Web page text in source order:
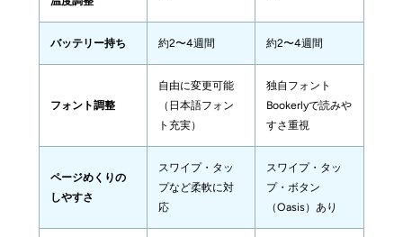
バッテリー持ち 約2〜4週間 約2〜4週間
フォント調整
自由に変更可能
（日本語フォン
ト充実）
独自フォント
Bookerlyで読みや
すさ重視
ページめくりの
しやすさ
スワイプ・タッ
プなど柔軟に対
応
スワイプ・タッ
プ・ボタン
（Oasis）あり